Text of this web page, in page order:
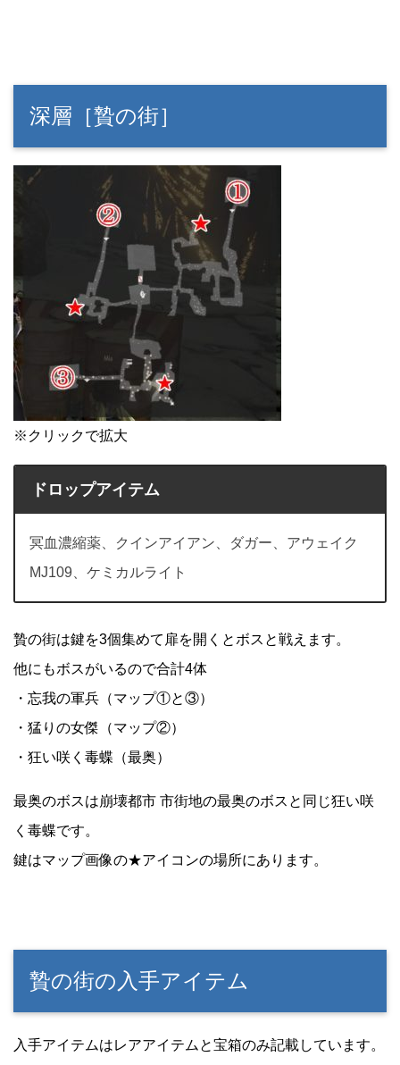
深層［贄の街］
※クリックで拡大
ドロップアイテム
冥血濃縮薬、クインアイアン、ダガー、アウェイク
MJ109、ケミカルライト
贄の街は鍵を3個集めて扉を開くとボスと戦えます。
他にもボスがいるので合計4体
・忘我の軍兵（マップ①と③）
・猛りの女傑（マップ②）
・狂い咲く毒蝶（最奥）
最奥のボスは崩壊都市 市街地の最奥のボスと同じ狂い咲
く毒蝶です。
鍵はマップ画像の★アイコンの場所にあります。
贄の街の入手アイテム
入手アイテムはレアアイテムと宝箱のみ記載しています。